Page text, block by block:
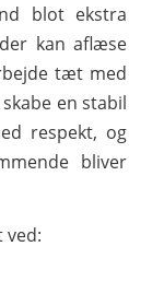
blot ekstra
kan aflæse
tæt med
en stabil
respekt, og
bliver
ved: